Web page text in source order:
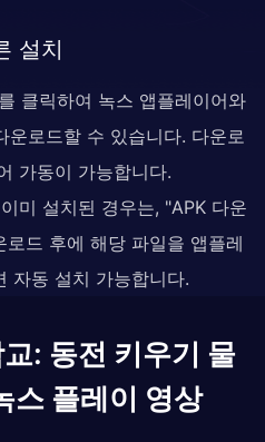
설치
클릭하여 녹스 앱플레이어와
운로드할 수 있습니다. 다운로
가동이 가능합니다.
미 설치된 경우는, "APK 다운
드 후에 해당 파일을 앱플레
자동 설치 가능합니다.
: 동전 키우기 물
스 플레이 영상